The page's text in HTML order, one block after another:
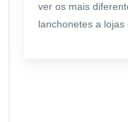
ver os mais
lanchonetes a